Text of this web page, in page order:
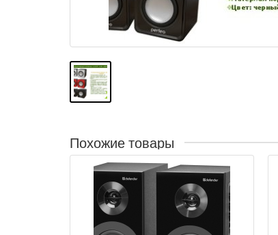
Похожие товары